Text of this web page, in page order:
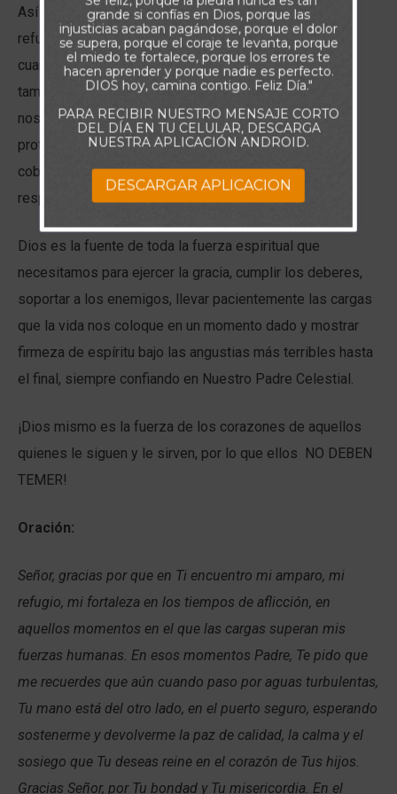
Así podemos comprender que, si bien Dios es nuestro
refugio al ser lo bastante poderoso para preservarnos
cuando todo a nuestro alrededor parece derrumbarse,
también es nuestra fortaleza y comunica su fuerza en
nosotros, haciéndonos firmes. Y es que Dios no nos
protege como un refugio para mimarnos, sino que nos
cobija para fortalecernos para volver a la vida con sus
responsabilidades y peligros.
Dios es la fuente de toda la fuerza espiritual que
necesitamos para ejercer la gracia, cumplir los deberes,
soportar a los enemigos, llevar pacientemente las cargas
que la vida nos coloque en un momento dado y mostrar
firmeza de espíritu bajo las angustias más terribles hasta
el final, siempre confiando en Nuestro Padre Celestial.
¡Dios mismo es la fuerza de los corazones de aquellos
quienes le siguen y le sirven, por lo que ellos NO DEBEN
TEMER!
Oración:
Señor, gracias por que en Ti encuentro mi amparo, mi
refugio, mi fortaleza en los tiempos de aflicción, en
aquellos momentos en el que las cargas superan mis
fuerzas humanas. En esos momentos Padre, Te pido que
me recuerdes que aún cuando paso por aguas turbulentas,
Tu mano está del otro lado, en el puerto seguro, esperando
sostenerme y devolverme la paz de calidad, la calma y el
sosiego que Tu deseas reine en el corazón de Tus hijos.
Gracias Señor, por Tu bondad y Tu misericordia. En el
grande si confías en Dios, porque las
injusticias acaban pagándose, porque el dolor
se supera, porque el coraje te levanta, porque
el miedo te fortalece, porque los errores te
hacen aprender y porque nadie es perfecto.
DIOS hoy, camina contigo. Feliz Día."
PARA RECIBIR NUESTRO MENSAJE CORTO
DEL DÍA EN TU CELULAR, DESCARGA
NUESTRA APLICACIÓN ANDROID.
DESCARGAR APLICACION